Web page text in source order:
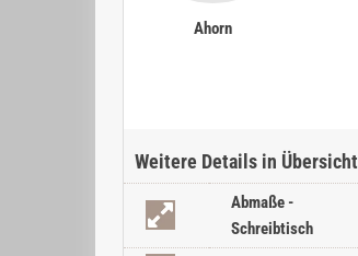
Ahorn
Weitere Details in Übersicht
Abmaße -
Schreibtisch